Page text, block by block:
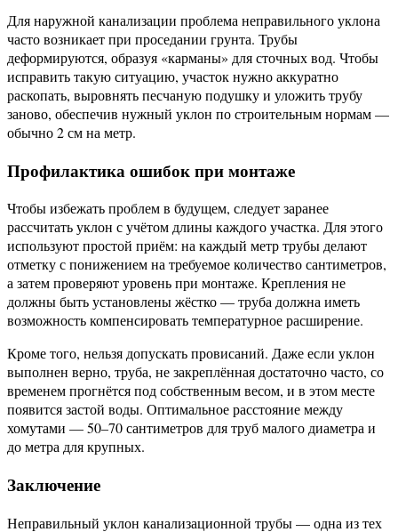
Для наружной канализации проблема неправильного уклона
часто возникает при проседании грунта. Трубы
деформируются, образуя «карманы» для сточных вод. Чтобы
исправить такую ситуацию, участок нужно аккуратно
раскопать, выровнять песчаную подушку и уложить трубу
заново, обеспечив нужный уклон по строительным нормам —
обычно 2 см на метр.
Профилактика ошибок при монтаже
Чтобы избежать проблем в будущем, следует заранее
рассчитать уклон с учётом длины каждого участка. Для этого
используют простой приём: на каждый метр трубы делают
отметку с понижением на требуемое количество сантиметров,
а затем проверяют уровень при монтаже. Крепления не
должны быть установлены жёстко — труба должна иметь
возможность компенсировать температурное расширение.
Кроме того, нельзя допускать провисаний. Даже если уклон
выполнен верно, труба, не закреплённая достаточно часто, со
временем прогнётся под собственным весом, и в этом месте
появится застой воды. Оптимальное расстояние между
хомутами — 50–70 сантиметров для труб малого диаметра и
до метра для крупных.
Заключение
Неправильный уклон канализационной трубы — одна из тех